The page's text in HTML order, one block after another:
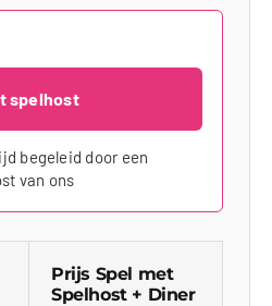
spelhost
begeleid door een
van ons
Prijs Spel met
Spelhost + Diner